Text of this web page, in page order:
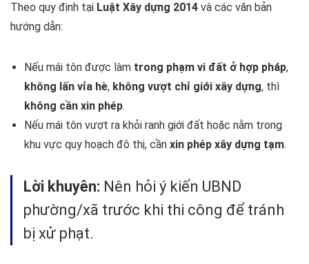
Theo quy định tại Luật Xây dựng 2014 và các văn bản
hướng dẫn:
Nếu mái tôn được làm trong phạm vi đất ở hợp pháp,
không lấn vỉa hè, không vượt chỉ giới xây dựng, thì
không cần xin phép.
Nếu mái tôn vượt ra khỏi ranh giới đất hoặc nằm trong
khu vực quy hoạch đô thị, cần xin phép xây dựng tạm.
Lời khuyên: Nên hỏi ý kiến UBND
phường/xã trước khi thi công để tránh
bị xử phạt.